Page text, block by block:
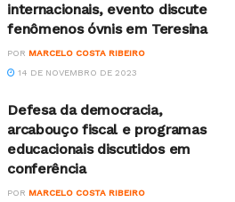
internacionais, evento discute
fenômenos óvnis em Teresina
POR MARCELO COSTA RIBEIRO
14 DE NOVEMBRO DE 2023
Defesa da democracia,
arcabouço fiscal e programas
educacionais discutidos em
conferência
POR MARCELO COSTA RIBEIRO